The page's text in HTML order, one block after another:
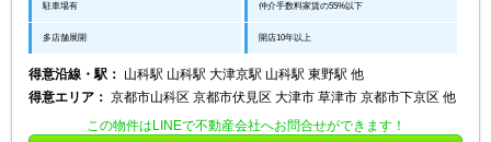
駐車場有 仲介手数料家賃の55%以下
多店舗展開 開店10年以上
得意沿線・駅：
山科駅 山科駅 大津京駅 山科駅 東野駅 他
得意エリア： 京都市山科区 京都市伏見区 大津市 草津市 京都市下京区 他
この物件はLINEで不動産会社へお問合せができます！